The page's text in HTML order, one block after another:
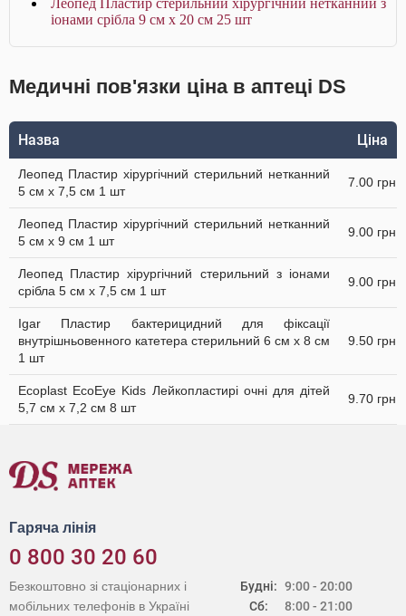
Леопед Пластир стерильний хірургічний нетканний з
іонами срібла 9 см х 20 см 25 шт
Медичні пов'язки ціна в аптеці DS
Назва Ціна
Леопед Пластир хірургічний стерильний нетканний
5 см х 7,5 см 1 шт
7.00 грн
Леопед Пластир хірургічний стерильний нетканний
5 см х 9 см 1 шт
9.00 грн
Леопед Пластир хірургічний стерильний з іонами
срібла 5 см х 7,5 см 1 шт
9.00 грн
Igar Пластир бактерицидний для фіксації
внутрішньовенного катетера стерильний 6 см х 8 см
1 шт
9.50 грн
Ecoplast EcoEye Kids Лейкопластирі очні для дітей
5,7 см x 7,2 см 8 шт
9.70 грн
Гаряча лінія
0 800 30 20 60
Будні:
Сб:
9:00 - 20:00
8:00 - 21:00
Безкоштовно зі стаціонарних і
мобільних телефонів в Україні